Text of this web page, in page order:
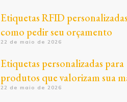
Etiquetas RFID
como pedir seu orçamento
22 de maio de 2026
Etiquetas personalizadas para
produtos que valorizam sua
22 de maio de 2026